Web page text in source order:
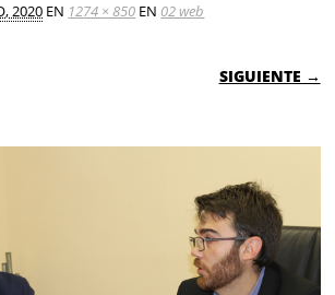
2020 EN 1274 × 850 EN 02 web
SIGUIENTE →